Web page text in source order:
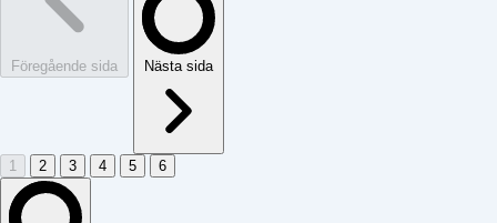
Föregående sida Nästa sida
1 2 3 4 5 6